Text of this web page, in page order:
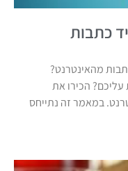
כתבות
מהאינטרנט?
הכירו את
במאמר זה נתייחס